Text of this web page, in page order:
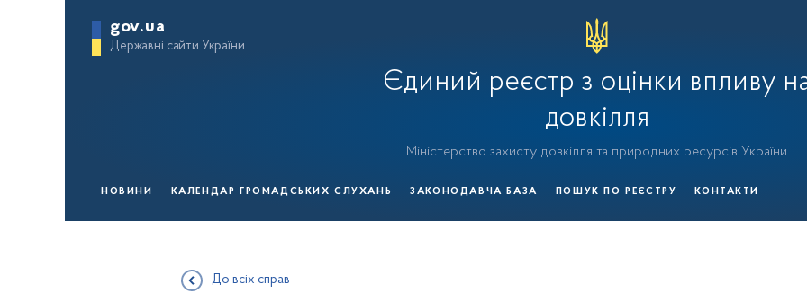
gov.ua
Державні сайти України
Єдиний реєстр з оцінки впливу
довкілля
Міністерство захисту довкілля та природних ресурсів України
НОВИНИ КАЛЕНДАР ГРОМАДСЬКИХ СЛУХАНЬ ЗАКОНОДАВЧА БАЗА ПОШУК ПО РЕЄСТРУ КОНТАКТИ
До всіх справ